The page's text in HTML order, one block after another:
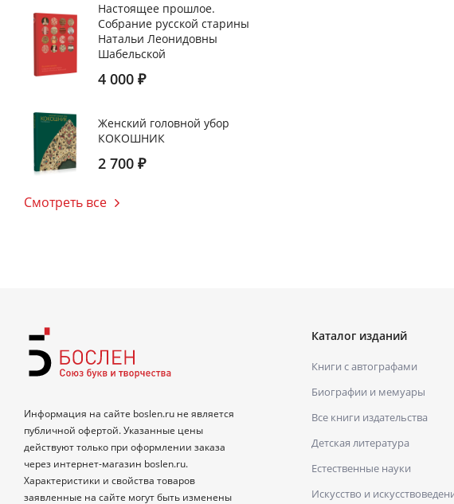
Настоящее прошлое.
Собрание русской старины
Натальи Леонидовны
Шабельской
4 000 ₽
Женский головной убор
КОКОШНИК
2 700 ₽
Смотреть все
Информация на сайте boslen.ru не является
публичной офертой. Указанные цены
действуют только при оформлении заказа
через интернет-магазин boslen.ru.
Характеристики и свойства товаров
заявленные на сайте могут быть изменены
Каталог изданий
Книги с автографами
Биографии и мемуары
Все книги издательства
Детская литература
Естественные науки
Искусство и